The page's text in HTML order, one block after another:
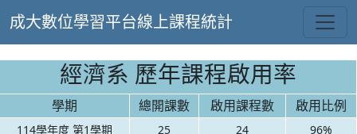
成大數位學習平台線上課程統計
經濟系 歷年課程啟用率
學期 總開課數 啟用課程數 啟用比例
114學年度 第1學期 25 24
96%